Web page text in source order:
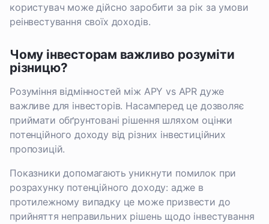
користувач може дійсно заробити за рік за умови
реінвестування своїх доходів.
Чому інвесторам важливо розуміти
різницю?
Розуміння відмінностей між APY vs APR дуже
важливе для інвесторів. Насамперед це дозволяє
приймати обґрунтовані рішення шляхом оцінки
потенційного доходу від різних інвестиційних
пропозицій.
Показники допомагають уникнути помилок при
розрахунку потенційного доходу: адже в
протилежному випадку це може призвести до
прийняття неправильних рішень щодо інвестування